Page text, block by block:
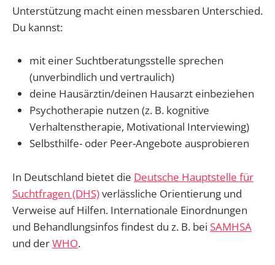
Unterstützung macht einen messbaren Unterschied.
Du kannst:
mit einer Suchtberatungsstelle sprechen
(unverbindlich und vertraulich)
deine Hausärztin/deinen Hausarzt einbeziehen
Psychotherapie nutzen (z. B. kognitive
Verhaltenstherapie, Motivational Interviewing)
Selbsthilfe- oder Peer-Angebote ausprobieren
In Deutschland bietet die Deutsche Hauptstelle für
Suchtfragen (DHS)verlässliche Orientierung und
Verweise auf Hilfen. Internationale Einordnungen
und Behandlungsinfos findest du z. B. bei SAMHSA
und derWHO.